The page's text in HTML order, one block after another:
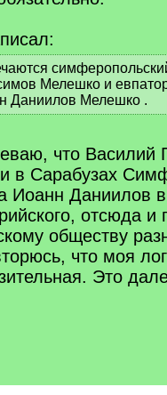
Мелешко и
Даниилов Мелешко .
что Василий
в Сарабузах
Иоанн Даниилов
отсюда и
обществу
что моя
Это